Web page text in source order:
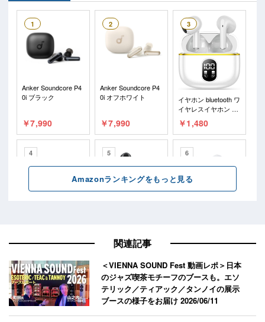
関連記事
＜VIENNA SOUND Fest 動画レポ＞日本
のジャズ喫茶モチーフのブースも。エソ
テリック／ティアック／タンノイの展示
ブースの様子をお届け2026/06/11